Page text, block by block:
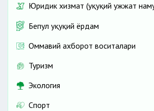
Юридик хизмат (ҳуқуқий ҳужжат
Бепул ҳуқуқий ёрдам
Оммавий ахборот воситалари
Туризм
Экология
Спорт